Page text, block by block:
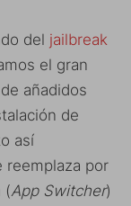
del jailbreak
el gran
añadidos
de
así
reemplaza por
(App Switcher)